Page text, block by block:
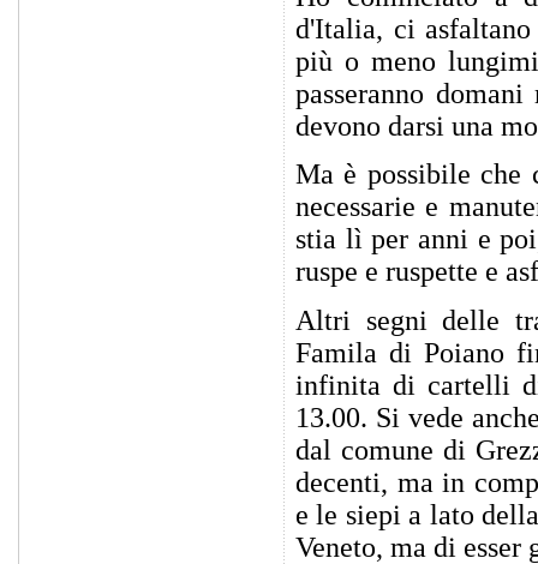
d'Italia, ci
più o meno
passeranno
devono darsi una
Ma è possibile
necessarie e
stia lì per anni e
ruspe e ruspette e
Altri segni delle
Famila di Poiano
infinita di cartelli
13.00. Si vede
dal comune di
decenti, ma in
e le siepi a lato
Veneto, ma di